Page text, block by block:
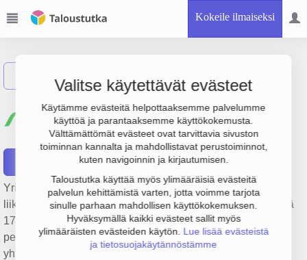
Kokeile ilmaiseksi
Valitse käytettävät evästeet
Käytämme evästeitä helpottaaksemme palvelumme
käyttöä ja parantaaksemme käyttökokemusta.
Välttämättömät evästeet ovat tarvittavia sivuston
toiminnan kannalta ja mahdollistavat perustoiminnot,
kuten navigoinnin ja kirjautumisen.
Taloustutka käyttää myös ylimääräisiä evästeitä
palvelun kehittämistä varten, jotta voimme tarjota
sinulle parhaan mahdollisen käyttökokemuksen.
Hyväksymällä kaikki evästeet sallit myös
ylimääräisten evästeiden käytön. Lue lisää evästeistä
ja tietosuojakäytännöstämme
Tampereen Seudun
Keskuspuhdistamo Oy
Yrityksen Tampereen Seudun Keskuspuhdistamo Oy
liikevaihto on 7.3 milj. €, tulos -2.1 milj. € ja henkilöstömäärä
17. Sen päätoimiala on Viemäri- ja jätevesihuolto,
perustamisvuosi 1978 ja sijainti Tampere. Yrityksen
yhtiömuoto Osakeyhtiö (OY).